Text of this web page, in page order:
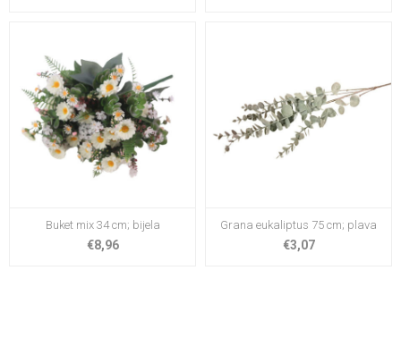
Buket mix 34 cm; bijela
€8,96
Grana eukaliptus 75 cm; plava
€3,07